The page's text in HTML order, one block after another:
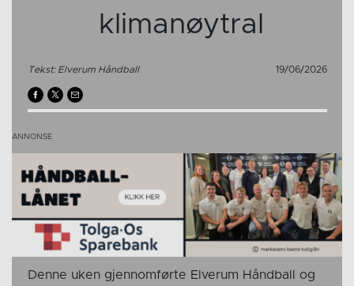
klimanøytral
Tekst: Elverum Håndball 19/06/2026
Denne uken gjennomførte Elverum Håndball og